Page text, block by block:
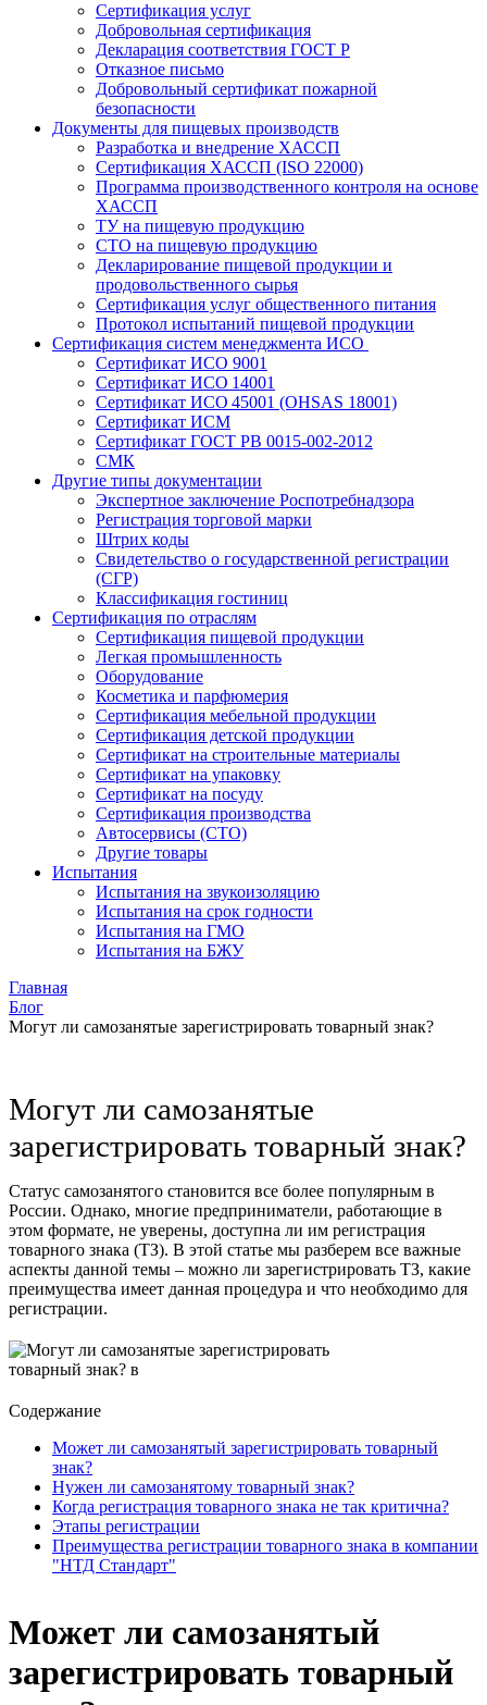
Сертификация услуг
Добровольная сертификация
Декларация соответствия ГОСТ Р
Отказное письмо
Добровольный сертификат пожарной
безопасности
Документы для пищевых производств
Разработка и внедрение ХАССП
Сертификация ХАССП (ISO 22000)
Программа производственного контроля на основе
ХАССП
ТУ на пищевую продукцию
СТО на пищевую продукцию
Декларирование пищевой продукции и
продовольственного сырья
Сертификация услуг общественного питания
Протокол испытаний пищевой продукции
Сертификация систем менеджмента ИСО
Сертификат ИСО 9001
Сертификат ИСО 14001
Сертификат ИСО 45001 (OHSAS 18001)
Сертификат ИСМ
Сертификат ГОСТ РВ 0015-002-2012
СМК
Другие типы документации
Экспертное заключение Роспотребнадзора
Регистрация торговой марки
Штрих коды
Свидетельство о государственной регистрации
(СГР)
Классификация гостиниц
Сертификация по отраслям
Сертификация пищевой продукции
Легкая промышленность
Оборудование
Косметика и парфюмерия
Сертификация мебельной продукции
Сертификация детской продукции
Сертификат на строительные материалы
Сертификат на упаковку
Сертификат на посуду
Сертификация производства
Автосервисы (СТО)
Другие товары
Испытания
Испытания на звукоизоляцию
Испытания на срок годности
Испытания на ГМО
Испытания на БЖУ
Главная
Блог
Могут ли самозанятые зарегистрировать товарный знак?
Могут ли самозанятые
зарегистрировать товарный знак?
Статус самозанятого становится все более популярным в
России. Однако, многие предприниматели, работающие в
этом формате, не уверены, доступна ли им регистрация
товарного знака (ТЗ). В этой статье мы разберем все важные
аспекты данной темы – можно ли зарегистрировать ТЗ, какие
преимущества имеет данная процедура и что необходимо для
регистрации.
Содержание
Может ли самозанятый зарегистрировать товарный
знак?
Нужен ли самозанятому товарный знак?
Когда регистрация товарного знака не так критична?
Этапы регистрации
Преимущества регистрации товарного знака в компании
"НТД Стандарт"
Может ли самозанятый
зарегистрировать товарный